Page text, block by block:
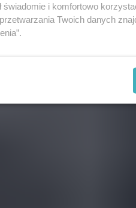
i komfortowo
Twoich danych